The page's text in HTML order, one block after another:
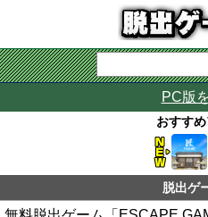
PC版
おすすめ
脱出ゲ